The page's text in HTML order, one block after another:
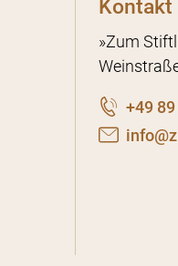
Kontakt
»Zum
+49
nf
z